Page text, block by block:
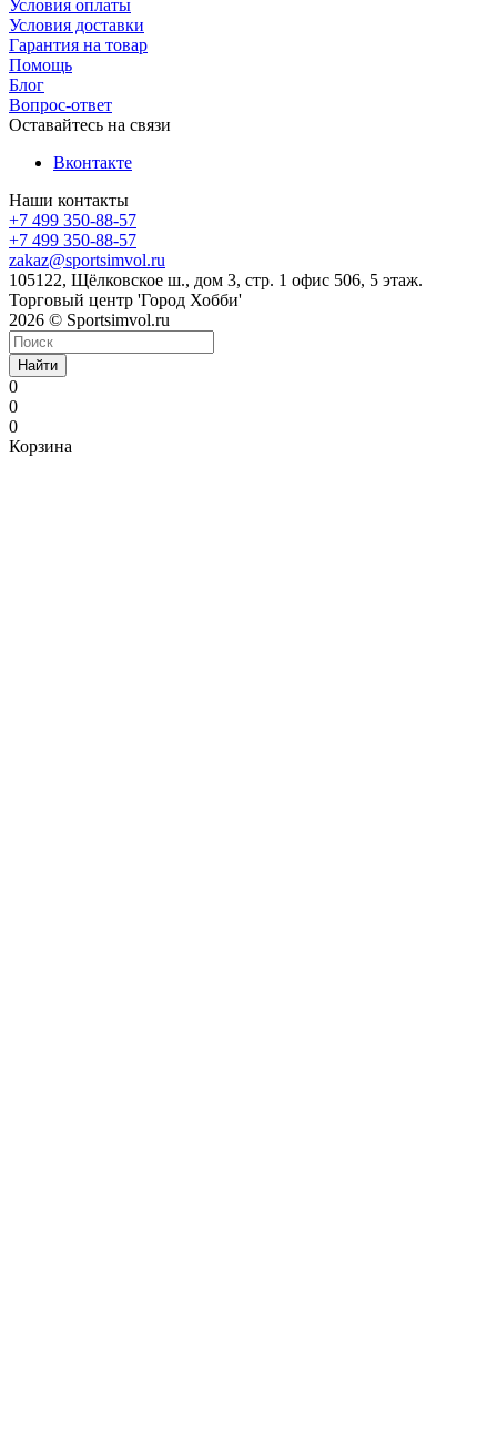
Условия оплаты
Условия доставки
Гарантия на товар
Помощь
Блог
Вопрос-ответ
Оставайтесь на связи
Вконтакте
Наши контакты
+7 499 350-88-57
+7 499 350-88-57
zakaz@sportsimvol.ru
105122, Щёлковское ш., дом 3, стр. 1 офис 506, 5 этаж.
Торговый центр 'Город Хобби'
2026 © Sportsimvol.ru
Найти
0
0
0
Корзина